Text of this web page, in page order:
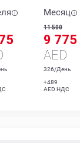
Месяц
11 500
9 775
AED
326/День
+489
AED НДС